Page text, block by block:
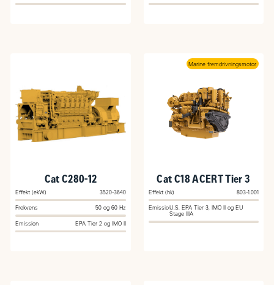
Cat C280-12
Effekt (ekW) 3520-3640
Frekvens 50 og 60 Hz
Emission EPA Tier 2 og IMO II
Marine fremdrivningsmotor
Cat C18 ACERT Tier 3
Effekt (hk) 803-1.001
EmissionU.S. EPA Tier 3, IMO II og EU
Stage IIIA